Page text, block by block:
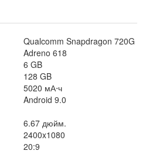
Qualcomm Snapdragon 720G
Adreno 618
6 GB
128 GB
5020 мА⋅ч
Android 9.0
6.67 дюйм.
2400x1080
20:9